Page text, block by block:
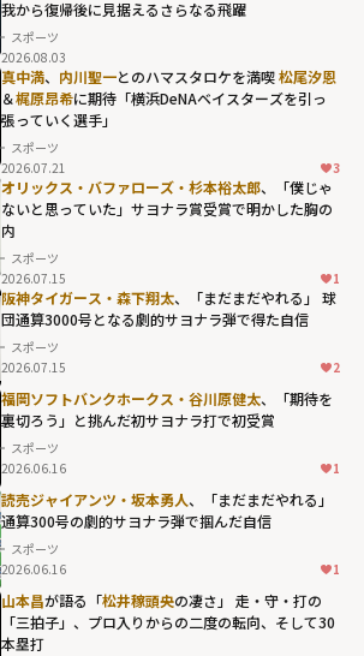
我から復帰後に見据えるさらなる飛躍
スポーツ
2026.08.03
真中満、 内川聖一とのハマスタロケを満喫松尾汐恩
＆梶原昂希に期待「横浜DeNAベイスターズを引っ
張っていく選手」
スポーツ
2026.07.21
3
オリックス・バファローズ・杉本裕太郎、「僕じゃ
ないと思っていた」サヨナラ賞受賞で明かした胸の
内
スポーツ
2026.07.15
1
阪神タイガース・森下翔太、「まだまだやれる」 球
団通算3000号となる劇的サヨナラ弾で得た自信
スポーツ
2026.07.15
2
福岡ソフトバンクホークス・谷川原健太、「期待を
裏切ろう」と挑んだ初サヨナラ打で初受賞
スポーツ
2026.06.16
1
読売ジャイアンツ・坂本勇人、「まだまだやれる」
通算300号の劇的サヨナラ弾で掴んだ自信
スポーツ
2026.06.16
1
山本昌が語る「松井稼頭央の凄さ」 走・守・打の
「三拍子」、プロ入りからの二度の転向、そして30
本塁打